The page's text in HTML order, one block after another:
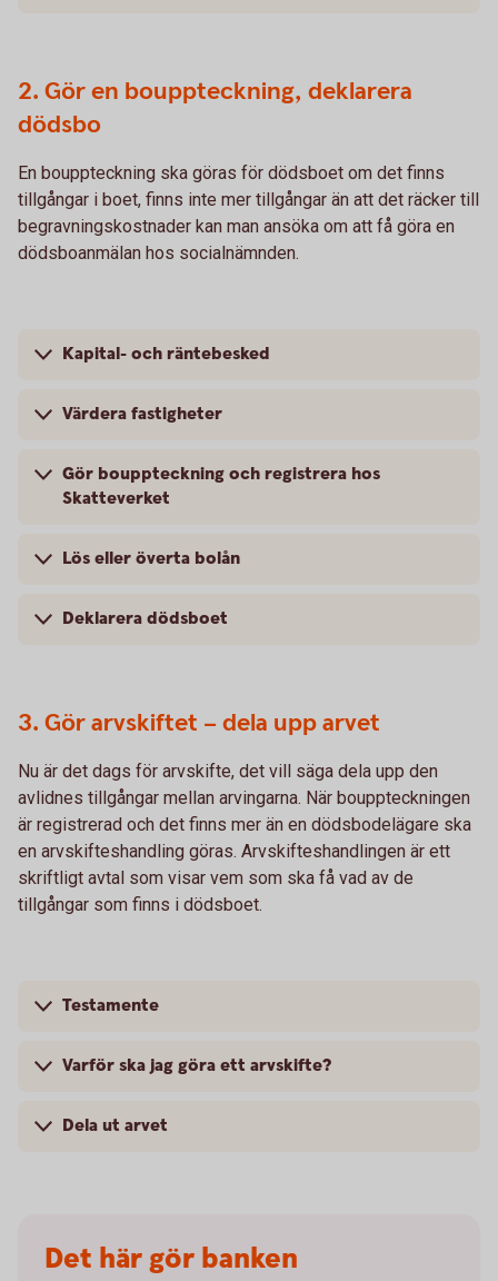
2. Gör en bouppteckning, deklarera
dödsbo
En bouppteckning ska göras för dödsboet om det finns
tillgångar i boet, finns inte mer tillgångar än att det räcker till
begravningskostnader kan man ansöka om att få göra en
dödsboanmälan hos socialnämnden.
Kapital- och räntebesked
Värdera fastigheter
Gör bouppteckning och registrera hos
Skatteverket
Lös eller överta bolån
Deklarera dödsboet
3. Gör arvskiftet – dela upp arvet
Nu är det dags för arvskifte, det vill säga dela upp den
avlidnes tillgångar mellan arvingarna. När bouppteckningen
är registrerad och det finns mer än en dödsbodelägare ska
en arvskifteshandling göras. Arvskifteshandlingen är ett
skriftligt avtal som visar vem som ska få vad av de
tillgångar som finns i dödsboet.
Testamente
Varför ska jag göra ett arvskifte?
Dela ut arvet
Det här gör banken